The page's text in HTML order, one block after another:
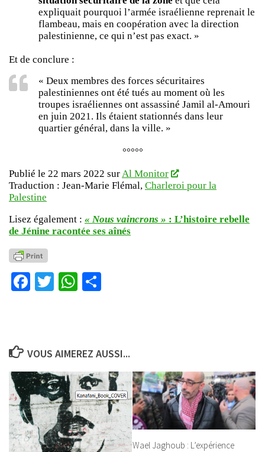
expliquait pourquoi l’armée israélienne reprenait le
flambeau, mais en coopération avec la direction
palestinienne, ce qui n’est pas exact. »
Et de conclure :
« Deux membres des forces sécuritaires
palestiniennes ont été tués au moment où les
troupes israéliennes ont assassiné Jamil al-Amouri
en juin 2021. Ils étaient stationnés dans leur
quartier général, dans la ville. »
°°°°°
Publié le 22 mars 2022 surAl Monitor
Traduction : Jean-Marie Flémal, Charleroi pour la
Palestine
Lisez également : « Nous vaincrons » : L’histoire rebelle
de Jénine racontée ses aînés
Facebook
TwitterWhatsApp
VOUS AIMEREZ AUSSI...
Wael Jaghoub : L’expérience